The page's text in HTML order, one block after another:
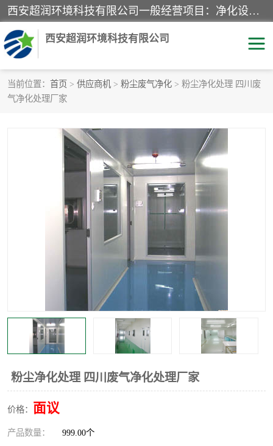
西安超润环境科技有限公司一般经营项目：净化设备、厨房设备、五金机电设备、不锈钢制品、彩钢夹心板、水处理设备的研发、销售；空气净化设备、办公设备、通风设备、建筑材料、金属材料的销售；净化工程、钢结构工程、机电设备工程的设计与施工及技术咨询服务；货物及技术的进出口的业务经营。
西安超润环境科技有限公司
当前位置： 首页 > 供应商机 > 粉尘废气净化 > 粉尘净化处理 四川废
气净化处理厂家
粉尘净化处理 四川废气净化处理厂家
价格： 面议
产品数量： 999.00个
洁净手术室
粉尘废气净化
净化车间工程 GMP车间